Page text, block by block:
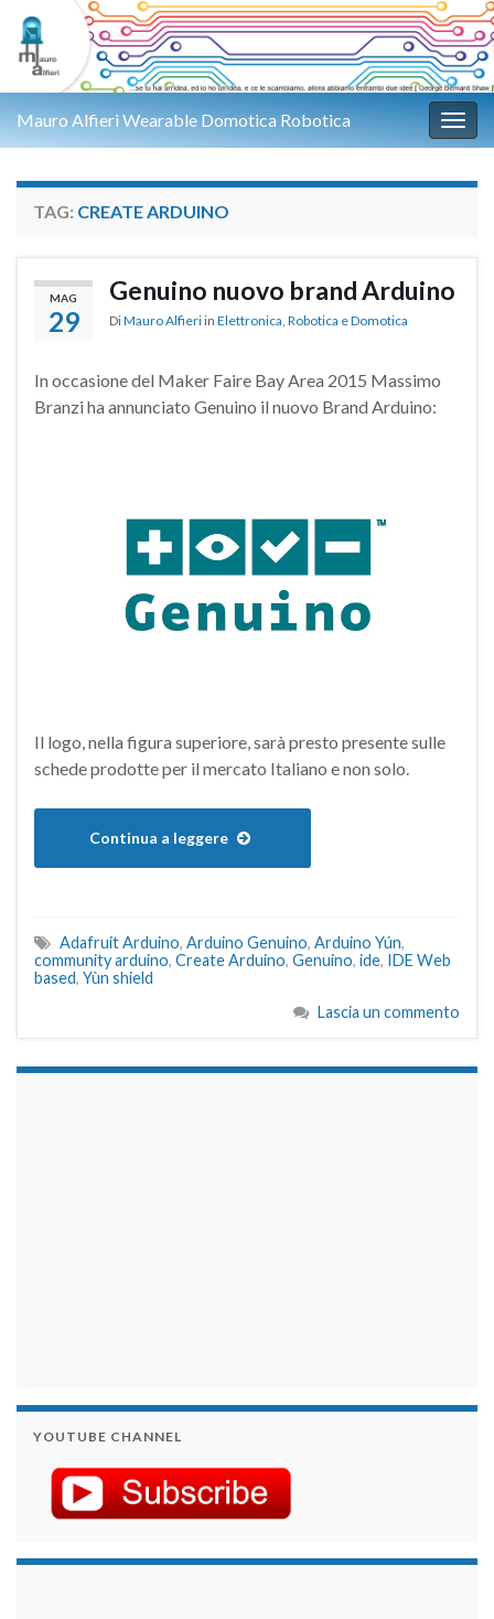
Mauro Alfieri Wearable Domotica Robotica
TAG: CREATE ARDUINO
MAG
29
Genuino nuovo brand Arduino
DiMauro Alfieri in Elettronica, Robotica e Domotica
In occasione del Maker Faire Bay Area 2015 Massimo
Branzi ha annunciato Genuino il nuovo Brand Arduino:
Il logo, nella figura superiore, sarà presto presente sulle
schede prodotte per il mercato Italiano e non solo.
Continua a leggere
Adafruit Arduino, Arduino Genuino, Arduino Yún,
community arduino, Create Arduino, Genuino, ide, IDE Web
based, Yùn shield
Lascia un commento
YOUTUBE CHANNEL